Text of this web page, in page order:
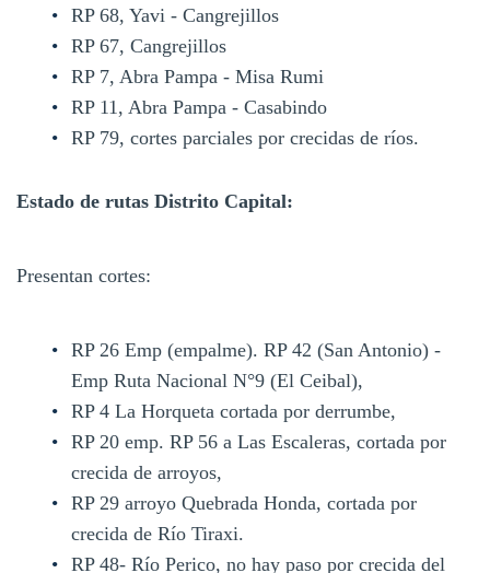
RP 68, Yavi - Cangrejillos
RP 67, Cangrejillos
RP 7, Abra Pampa - Misa Rumi
RP 11, Abra Pampa - Casabindo
RP 79, cortes parciales por crecidas de ríos.
Estado de rutas Distrito Capital:
Presentan cortes:
RP 26 Emp (empalme). RP 42 (San Antonio) -
Emp Ruta Nacional N°9 (El Ceibal),
RP 4 La Horqueta cortada por derrumbe,
RP 20 emp. RP 56 a Las Escaleras, cortada por
crecida de arroyos,
RP 29 arroyo Quebrada Honda, cortada por
crecida de Río Tiraxi.
RP 48- Río Perico, no hay paso por crecida del